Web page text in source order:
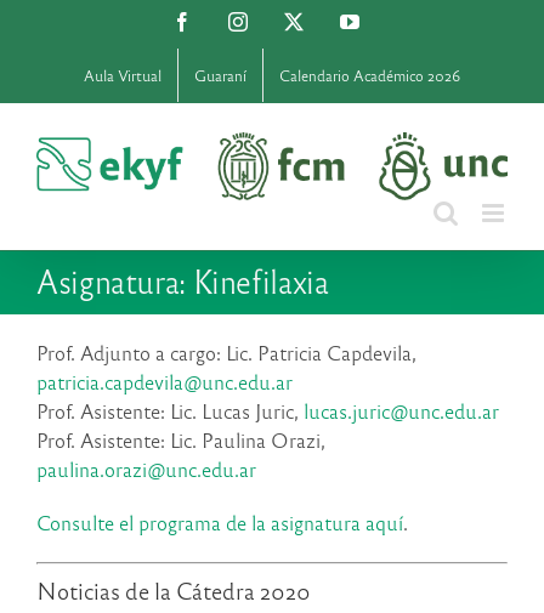
FacebookInstagram YouTube
Aula Virtual Guaraní Calendario Académico 2026
Asignatura: Kinefilaxia
Prof. Adjunto a cargo: Lic. Patricia Capdevila,
patricia.capdevila@unc.edu.ar
Prof. Asistente: Lic. Lucas Juric, lucas.juric@unc.edu.ar
Prof. Asistente: Lic. Paulina Orazi,
paulina.orazi@unc.edu.ar
Consulte el programa de la asignatura aquí.
Noticias de la Cátedra 2020